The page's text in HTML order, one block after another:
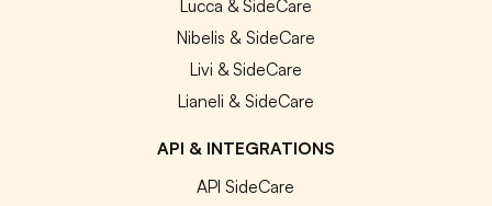
Lucca & SideCare
Nibelis & SideCare
Livi & SideCare
Lianeli & SideCare
API & INTEGRATIONS
API SideCare